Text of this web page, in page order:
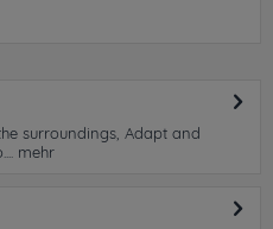
surroundings, Adapt and
mehr